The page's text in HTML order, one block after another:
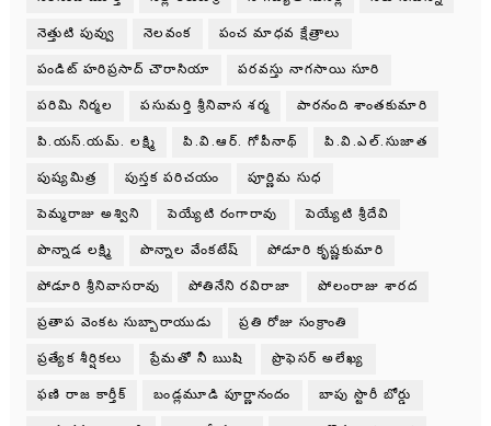
నెత్తుటి పువ్వు నెలవంక పంచ మాధవ క్షేత్రాలు
పండిట్ హరిప్రసాద్ చౌరాసియా పరవస్తు నాగసాయి సూరి
పరిమి నిర్మల పసుమర్తి శ్రీనివాస శర్మ పారనంది శాంతకుమారి
పి.యస్.యమ్. లక్ష్మి పి.వి.ఆర్. గోపీనాథ్ పి.వి.ఎల్.సుజాత
పుష్యమిత్ర పుస్తక పరిచయం పూర్ణిమ సుధ
పెమ్మరాజు అశ్విని పెయ్యేటి రంగారావు పెయ్యేటి శ్రీదేవి
పొన్నాడ లక్ష్మి పొన్నాల వేంకటేష్ పోడూరి కృష్ణకుమారి
పోడూరి శ్రీనివాసరావు పోతినేని రవిరాజా పోలంరాజు శారద
ప్రతాప వెంకట సుబ్బారాయుడు ప్రతి రోజు సంక్రాంతి
ప్రత్యేక శీర్షికలు ప్రేమతో నీ ఋషి ప్రొఫెసర్ అలేఖ్య
ఫణి రాజ కార్తీక్ బండ్లమూడి పూర్ణానందం బాపు స్టొరీ బోర్డు